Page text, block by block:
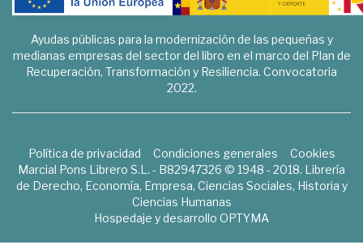
Ayudas públicas para la modernización de las pequeñas y
medianas empresas del sector del libro en el marco del Plan de
Recuperación, Transformación y Resiliencia. Convocatoria
2022.
Política de privacidad Condiciones generales
Cookies
Marcial Pons Librero S.L. - B82947326 © 1948 - 2018. Librería
de Derecho, Economía, Empresa, Ciencias Sociales, Historia y
Ciencias Humanas
Hospedaje y desarrollo OPTYMA